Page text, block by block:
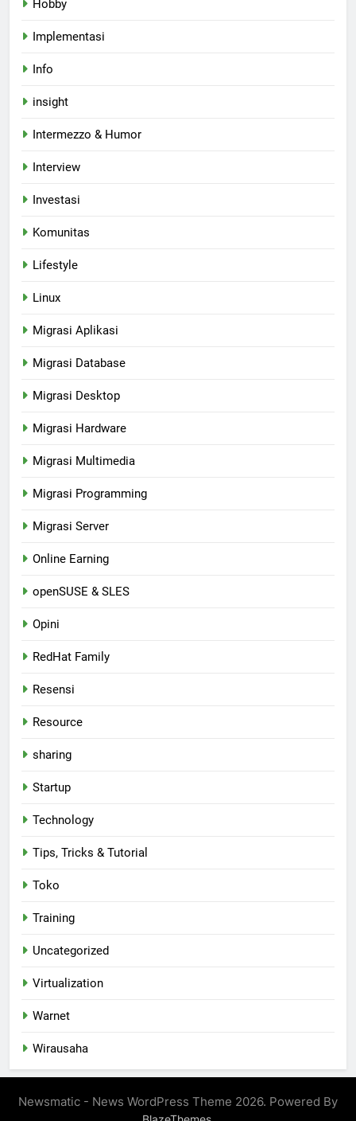
Hobby
Implementasi
Info
insight
Intermezzo & Humor
Interview
Investasi
Komunitas
Lifestyle
Linux
Migrasi Aplikasi
Migrasi Database
Migrasi Desktop
Migrasi Hardware
Migrasi Multimedia
Migrasi Programming
Migrasi Server
Online Earning
openSUSE & SLES
Opini
RedHat Family
Resensi
Resource
sharing
Startup
Technology
Tips, Tricks & Tutorial
Toko
Training
Uncategorized
Virtualization
Warnet
Wirausaha
Newsmatic - News WordPress Theme 2026. Powered By